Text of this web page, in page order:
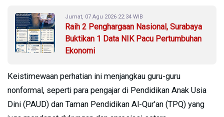
Jumat, 07 Agu 2026 22:34 WIB
Raih 2 Penghargaan Nasional, Surabaya
Buktikan 1 Data NIK Pacu Pertumbuhan
Ekonomi
Keistimewaan perhatian ini menjangkau guru-guru
nonformal, seperti para pengajar di Pendidikan Anak Usia
Dini (PAUD) dan Taman Pendidikan Al-Qur'an (TPQ) yang